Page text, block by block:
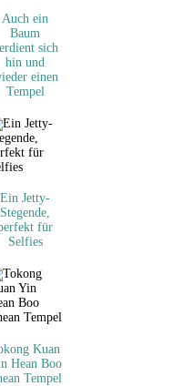
Auch ein
Baum
sich
hin und
einen
Tempel
Ein Jetty-
Stegende,
für
Selfies
Kuan
Hean Boo
Tempel